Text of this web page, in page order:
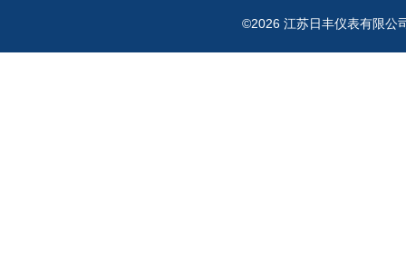
©2026 江苏日丰仪表有限公